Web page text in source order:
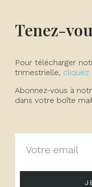
Tenez-
Pour télécharger
trimestrielle, cliquez
Abonnez-vous à
dans votre boîte mail.